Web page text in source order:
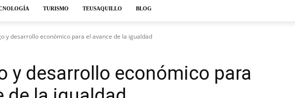
TURISMO TEUSAQUILLO BLOG
y desarrollo económico para el avance de la igualdad
y desarrollo económico para